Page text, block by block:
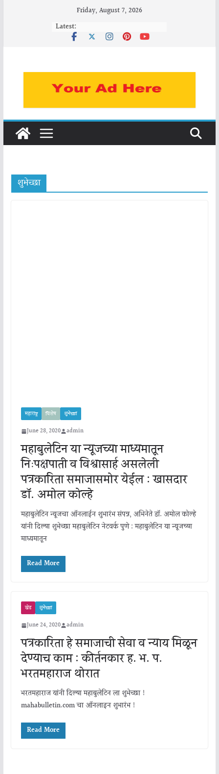
Friday, August 7, 2026
Latest:
शुभेच्छा
महाराष्ट्र विशेष शुभेच्छा
June 28, 2020 admin
महाबुलेटिन या न्यूजच्या माध्यमातून
निःपक्षपाती व विश्वासार्ह असलेली
पत्रकारिता समाजासमोर येईल : खासदार
डॉ. अमोल कोल्हे
महाबुलेटिन न्यूजचा ऑनलाईन शुभारंभ संपन्न, अभिनेते डॉ. अमोल कोल्हे
यांनी दिल्या शुभेच्छा महाबुलेटिन नेटवर्क पुणे : महाबुलेटिन या न्यूजच्या
माध्यमातून
Read More
खेड शुभेच्छा
June 24, 2020 admin
पत्रकारिता हे समाजाची सेवा व न्याय मिळून
देण्याच काम : कीर्तनकार ह. भ. प.
भरतमहाराज थोरात
भरतमहाराज यांनी दिल्या महाबुलेटिन ला शुभेच्छा !
mahabulletin.com चा ऑनलाइन शुभारंभ !
Read More